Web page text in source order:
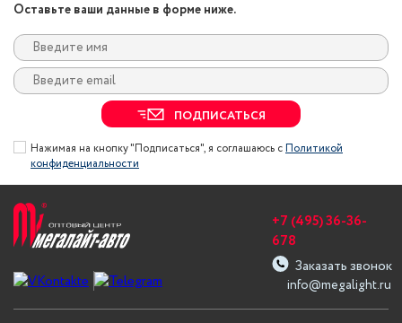
Оставьте ваши данные в форме ниже.
ПОДПИСАТЬСЯ
Нажимая на кнопку "Подписаться", я соглашаюсь сПолитикой
конфиденциальности
info@megalight.ru
+7 (495) 36-36-
678
Заказать звонок